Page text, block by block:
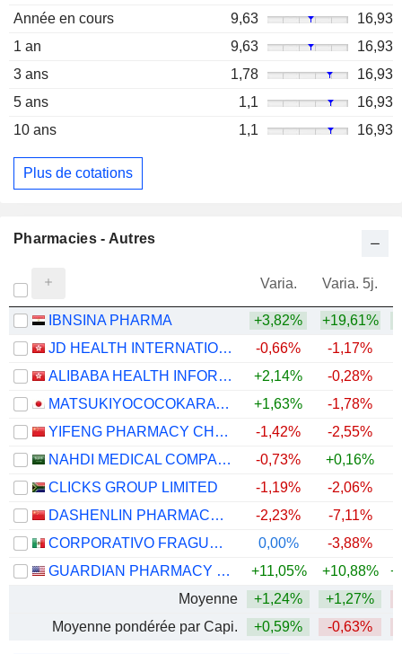
Année en cours
9,63
16,93
1 an
9,63
16,93
3 ans
1,78
16,93
5 ans
1,1
16,93
10 ans
1,1 16,93
Plus de cotations
Pharmacies - Autres
Varia. Varia. 5j.
IBNSINA PHARMA +3,82% +19,61%
JD HEALTH INTERNATIONAL INC.
-0,66% -1,17%
ALIBABA HEALTH INFORMATION TECHNOLOGY LIMITED
+2,14% -0,28%
MATSUKIYOCOCOKARA & CO.
+1,63% -1,78%
YIFENG PHARMACY CHAIN CO., LTD.
-1,42% -2,55%
NAHDI MEDICAL COMPANY
-0,73% +0,16%
CLICKS GROUP LIMITED
-1,19% -2,06%
DASHENLIN PHARMACEUTICAL GROUP CO., LTD.
-2,23% -7,11%
CORPORATIVO FRAGUA, S.A.B. DE C.V.
0,00% -3,88%
GUARDIAN PHARMACY SERVICES, INC.
+11,05% +10,88%
Moyenne
+1,24% +1,27%
Moyenne pondérée par Capi.
+0,59% -0,63%